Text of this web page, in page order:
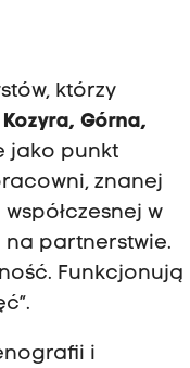
którzy
Kozyra, Górna,
jako punkt
znanej
w
partnerstwie.
Funkcjonują
i